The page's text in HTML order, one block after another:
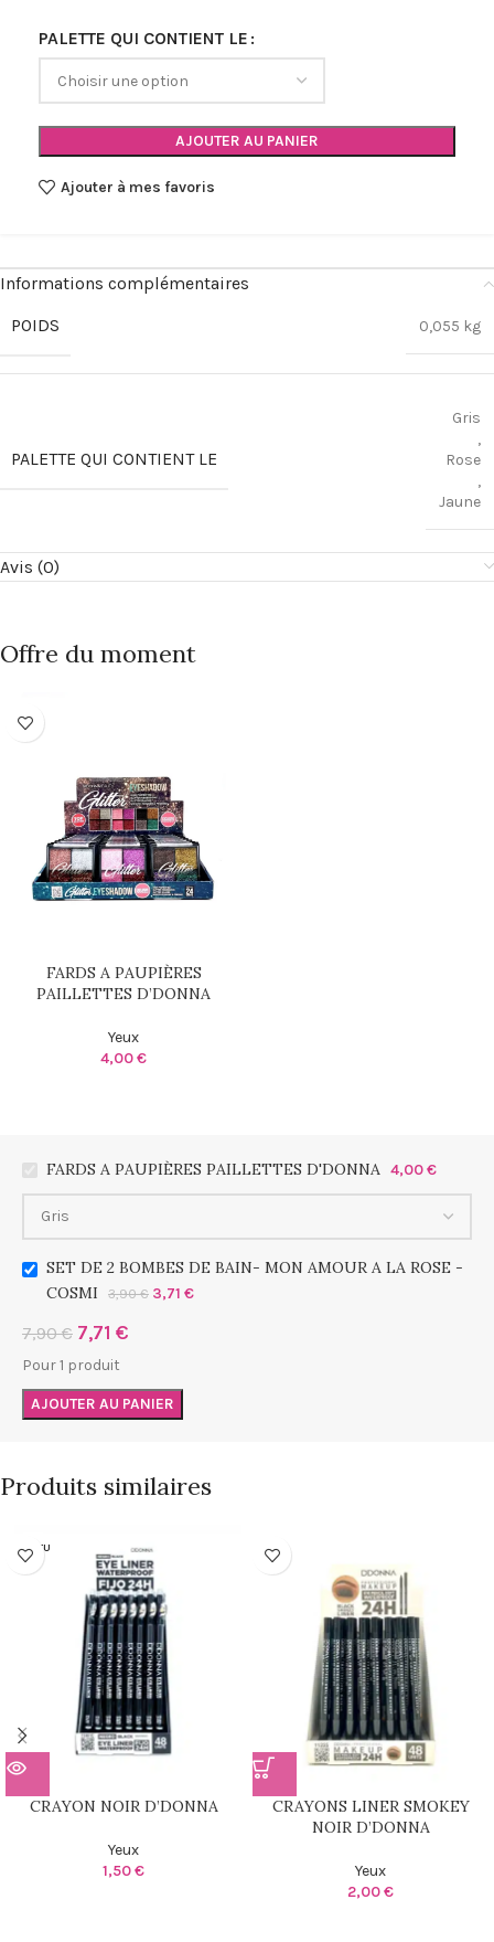
PALETTE QUI CONTIENT LE
AJOUTER AU PANIER
Ajouter à mes favoris
Informations complémentaires
POIDS
0,055 kg
PALETTE QUI CONTIENT LE
Gris
,
Rose
,
Jaune
Avis (0)
Offre du moment
FARDS A PAUPIÈRES
PAILLETTES D’DONNA
Yeux
4,00€
FARDS A PAUPIÈRES PAILLETTES D'DONNA 4,00€
SET DE 2 BOMBES DE BAIN- MON AMOUR A LA ROSE -
COSMI
3,90€ 3,71 €
7,90€ 7,71 €
Pour 1 produit
AJOUTER AU PANIER
Produits similaires
RUPTU
RE
CRAYON NOIR D’DONNA
Yeux
1,50€
CRAYONS LINER SMOKEY
NOIR D’DONNA
Yeux
2,00€